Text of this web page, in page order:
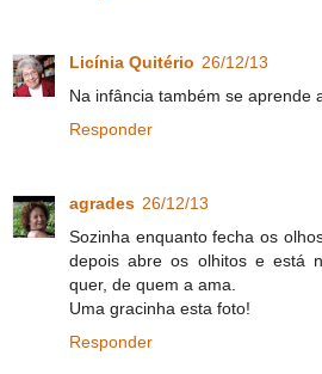
Licínia Quitério 26/12/13
Na infância também se aprende
Responder
agrades 26/12/13
Sozinha enquanto fecha os
depois abre os olhitos e está
quer, de quem a ama.
Uma gracinha esta foto!
Responder